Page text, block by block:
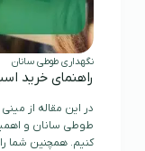
نگهداری طوطی سانان
راهنمای خرید
در این مقاله از
طوطی سانان و
کنیم. همچنین شما